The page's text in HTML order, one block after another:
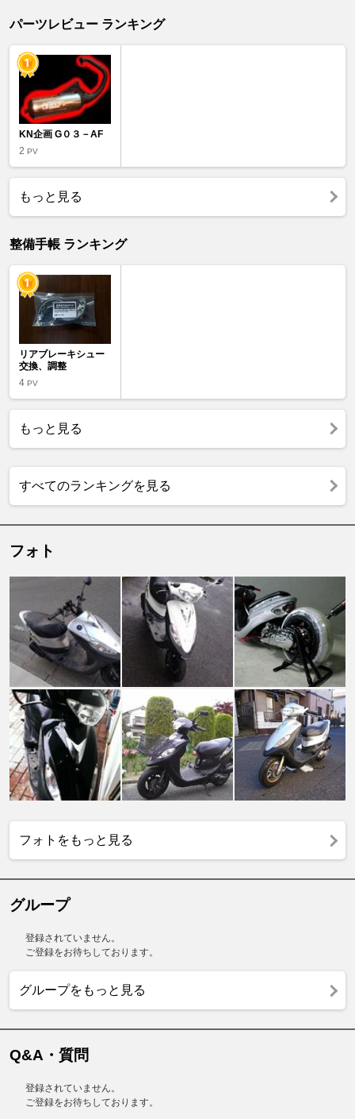
パーツレビュー ランキング
KN企画 G０３－AF
2 PV
もっと見る
整備手帳 ランキング
リアブレーキシュー
交換、調整
4 PV
もっと見る
すべてのランキングを見る
フォト
フォトをもっと見る
グループ
登録されていません。
ご登録をお待ちしております。
グループをもっと見る
Q&A・質問
登録されていません。
ご登録をお待ちしております。